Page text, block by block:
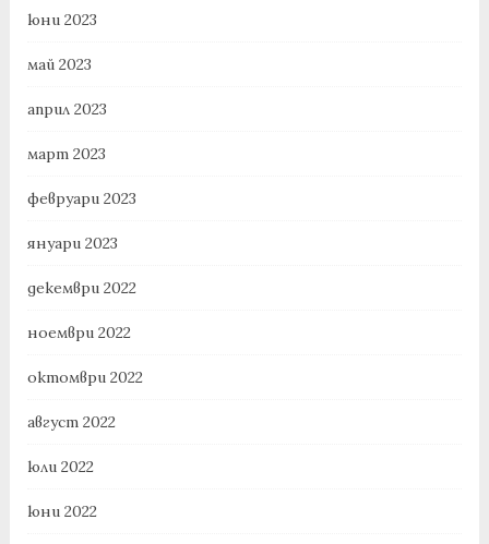
юни 2023
май 2023
април 2023
март 2023
февруари 2023
януари 2023
декември 2022
ноември 2022
октомври 2022
август 2022
юли 2022
юни 2022